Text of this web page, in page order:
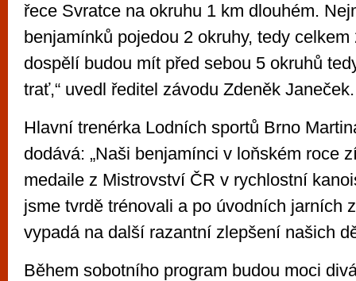
řece Svratce na okruhu 1 km dlouhém.
benjamínků pojedou 2 okruhy, tedy
dospělí budou mít před sebou 5 okruhů
trať,“ uvedl ředitel závodu Zdeněk Janeček.
Hlavní trenérka Lodních sportů Brno
dodává: „Naši benjamínci v loňském roce
medaile z Mistrovství ČR v rychlostní
jsme tvrdě trénovali a po úvodních jarních
vypadá na další razantní zlepšení našich
Během sobotního program budou moci